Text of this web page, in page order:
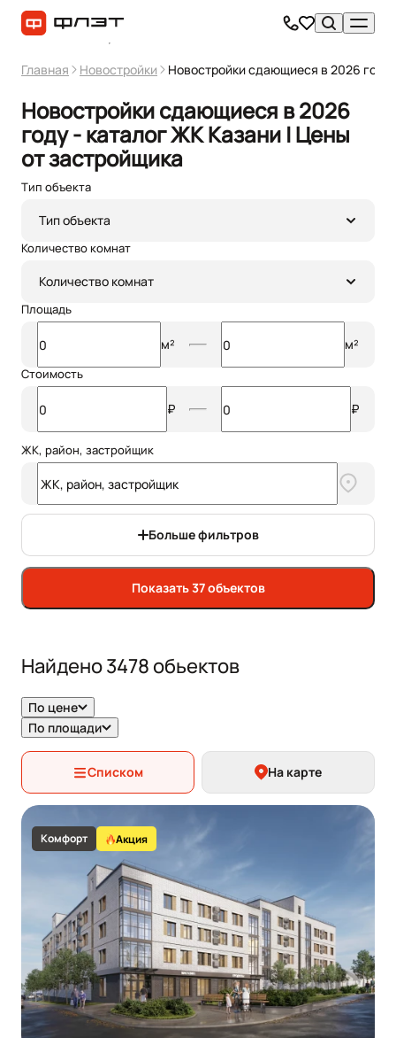
Главная Новостройки Новостройки сдающиеся в 2026 году
Новостройки сдающиеся в 2026
году - каталог ЖК Казани | Цены
от застройщика
Тип объекта
Тип объекта
Количество комнат
Количество комнат
Площадь
м² м²
Стоимость
₽ ₽
ЖК, район, застройщик
Больше фильтров
Показать 37 объектов
Найдено3478 обьектов
По цене
По площади
Списком На карте
Комфорт Акция